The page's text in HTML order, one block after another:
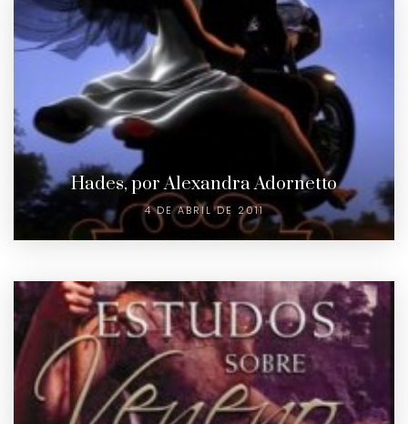
Hades, por Alexandra Adornetto
4 DE ABRIL DE 2011